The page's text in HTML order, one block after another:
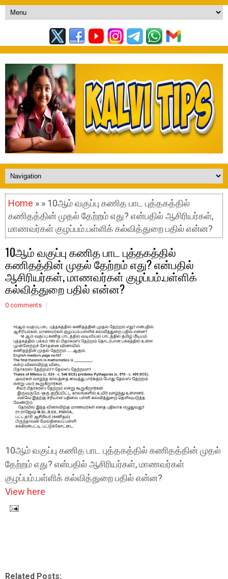
Home » » 10ஆம் வகுப்பு கணித பாட புத்தகத்தில்
கணிதத்தின் முதல் தேற்றம் எது? என்பதில் ஆசிரியர்கள்,
மாணவர்கள் குழப்பம்.பள்ளிக் கல்வித்துறை பதில் என்ன?
10ஆம் வகுப்பு கணித பாட புத்தகத்தில்
கணிதத்தின் முதல் தேற்றம் எது? என்பதில்
ஆசிரியர்கள், மாணவர்கள் குழப்பம்.பள்ளிக்
கல்வித்துறை பதில் என்ன?
0 comments
10ஆம் வகுப்பு கணித பாட புத்தகத்தில் கணிதத்தின் முதல்
தேற்றம் எது? என்பதில் ஆசிரியர்கள், மாணவர்கள்
குழப்பம்.பள்ளிக் கல்வித்துறை பதில் என்ன?
View here
Related Posts: